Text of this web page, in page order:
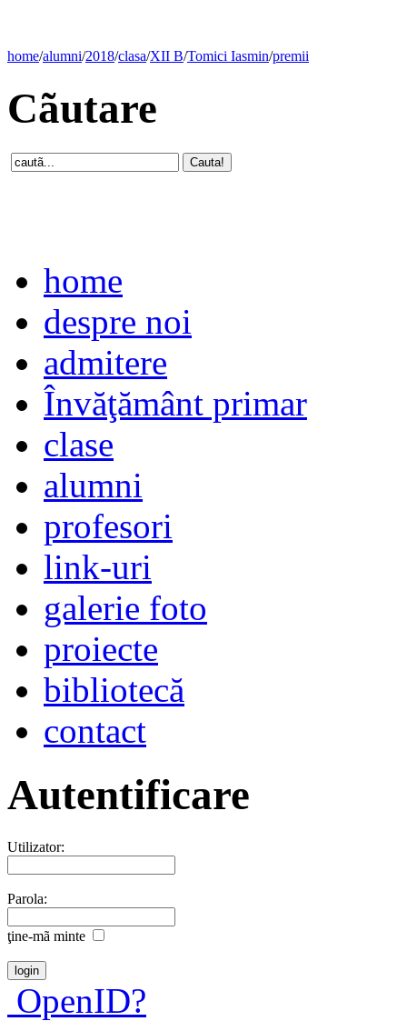
home/alumni/2018/clasa/XII B/Tomici Iasmin/premii
Cãutare
home
despre noi
admitere
Învăţământ primar
clase
alumni
profesori
link-uri
galerie foto
proiecte
bibliotecă
contact
Autentificare
Utilizator:
Parola:
ţine-mã minte
OpenID?